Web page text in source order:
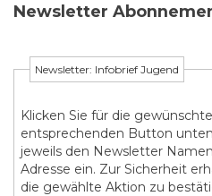
Newsletter
Newsletter: Infobrief Jugend
Klicken Sie für die
entsprechenden Button
jeweils den Newsletter
Adresse ein. Zur Sicherheit
die gewählte Aktion zu